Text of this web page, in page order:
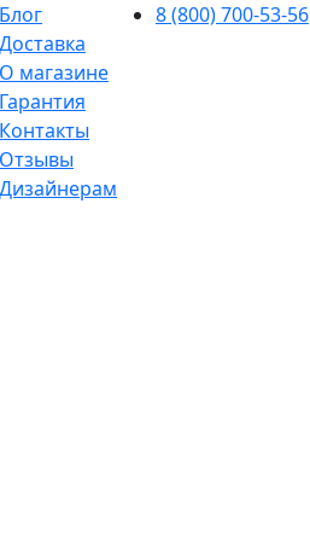
Блог
Доставка
О магазине
Гарантия
Контакты
Отзывы
Дизайнерам
8 (800) 700-53-56